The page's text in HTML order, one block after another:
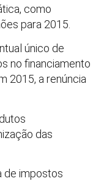
como
para 2015.
único de
no financiamento
2015, a renúncia
das
de impostos